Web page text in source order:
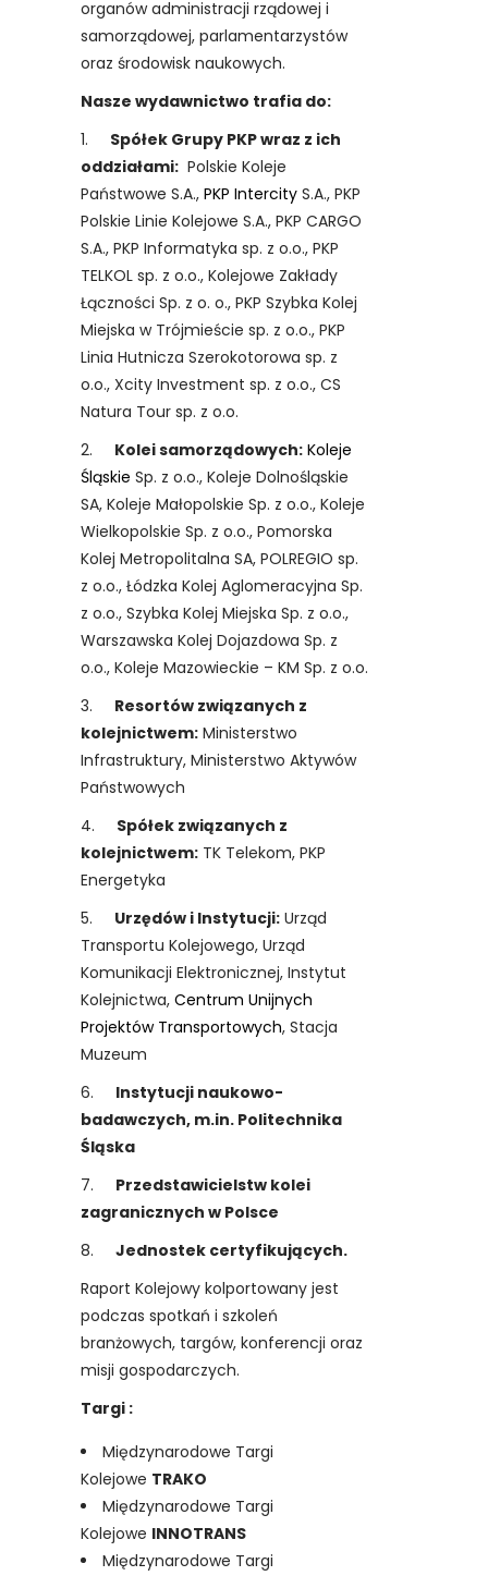
organów administracji rządowej i
samorządowej, parlamentarzystów
oraz środowisk naukowych.
Nasze wydawnictwo trafia do:
1. Spółek Grupy PKP wraz z ich
oddziałami: Polskie Koleje
Państwowe S.A., PKP Intercity S.A., PKP
Polskie Linie Kolejowe S.A., PKP CARGO
S.A., PKP Informatyka sp. z o.o., PKP
TELKOL sp. z o.o., Kolejowe Zakłady
Łączności Sp. z o. o., PKP Szybka Kolej
Miejska w Trójmieście sp. z o.o., PKP
Linia Hutnicza Szerokotorowa sp. z
o.o., Xcity Investment sp. z o.o., CS
Natura Tour sp. z o.o.
2. Kolei samorządowych: Koleje
Śląskie Sp. z o.o., Koleje Dolnośląskie
SA, Koleje Małopolskie Sp. z o.o., Koleje
Wielkopolskie Sp. z o.o., Pomorska
Kolej Metropolitalna SA, POLREGIO sp.
z o.o., Łódzka Kolej Aglomeracyjna Sp.
z o.o., Szybka Kolej Miejska Sp. z o.o.,
Warszawska Kolej Dojazdowa Sp. z
o.o., Koleje Mazowieckie – KM Sp. z o.o.
3. Resortów związanych z
kolejnictwem: Ministerstwo
Infrastruktury, Ministerstwo Aktywów
Państwowych
4. Spółek związanych z
kolejnictwem: TK Telekom, PKP
Energetyka
5. Urzędów i Instytucji: Urząd
Transportu Kolejowego, Urząd
Komunikacji Elektronicznej, Instytut
Kolejnictwa, Centrum Unijnych
Projektów Transportowych, Stacja
Muzeum
6. Instytucji naukowo-
badawczych, m.in. Politechnika
Śląska
7. Przedstawicielstw kolei
zagranicznych w Polsce
8. Jednostek certyfikujących.
Raport Kolejowy kolportowany jest
podczas spotkań i szkoleń
branżowych, targów, konferencji oraz
misji gospodarczych.
Targi :
Międzynarodowe Targi
Kolejowe TRAKO
Międzynarodowe Targi
Kolejowe INNOTRANS
Międzynarodowe Targi